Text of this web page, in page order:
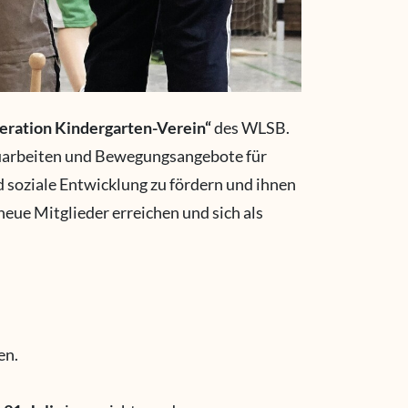
Kindergarten-Verein“des WLSB.
und Bewegungsangebote für
Entwicklung zu fördern und ihnen
Mitglieder erreichen und sich als